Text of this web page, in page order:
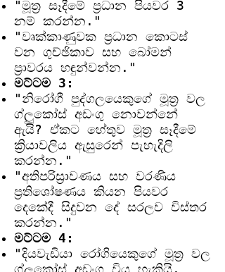
"මූත්‍ර සෑදීමේ ප්‍රධාන පියවර 3
නම් කරන්න."
"වෘක්කාණුවක ප්‍රධාන කොටස්
වන ගුච්ඡිකාව සහ බෝමන්
ප්‍රාවරය හඳුන්වන්න."
මට්ටම 3:
"නිරෝගී පුද්ගලයෙකුගේ මූත්‍ර වල
ග්ලූකෝස් අඩංගු නොවන්නේ
ඇයි? ඒකට හේතුව මූත්‍ර සෑදීමේ
ක්‍රියාවලිය ඇසුරෙන් පැහැදිලි
කරන්න."
"අතිපරිස්‍රාවණය සහ වරණීය
ප්‍රතිශෝෂණය කියන පියවර
දෙකේදී සිදුවන දේ සරලව විස්තර
කරන්න."
මට්ටම 4:
"දියවැඩියා රෝගියෙකුගේ මූත්‍ර වල
ග්ලූකෝස් අඩංගු විය හැකියි.